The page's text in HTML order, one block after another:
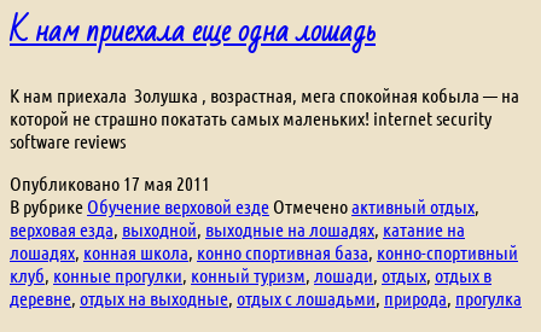
К нам приехала еще одна лошадь
К нам приехала Золушка , возрастная, мега спокойная кобыла — на
которой не страшно покатать самых маленьких! internet security
software reviews
Опубликовано 17 мая 2011
В рубрике Обучение верховой езде Отмеченоактивный отдых,
верховая езда, выходной, выходные на лошадях, катание на
лошадях, конная школа, конно спортивная база, конно-спортивный
клуб, конные прогулки, конный туризм, лошади, отдых, отдых в
деревне, отдых на выходные, отдых с лошадьми, природа, прогулка